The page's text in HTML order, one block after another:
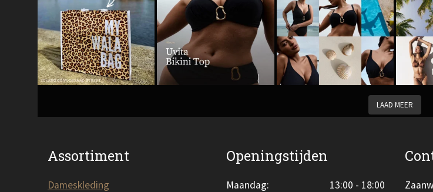
LAAD MEER
Assortiment
Dameskleding
Openingstijden
Maandag:
13:00 - 18:00